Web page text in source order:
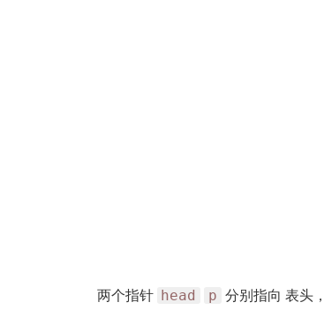
两个指针 head p 分别指向 表头